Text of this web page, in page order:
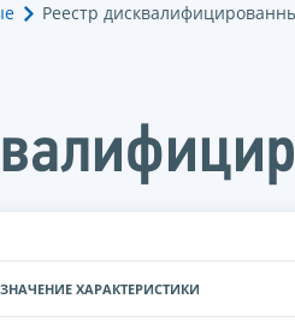
Реестр
ЗНАЧЕНИЕ ХАРАКТЕРИСТИКИ